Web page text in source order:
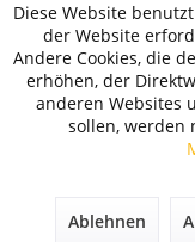
Diese Website
der Website
Andere Cookies, die
erhöhen, der
anderen Websites
sollen, werden
Ablehnen